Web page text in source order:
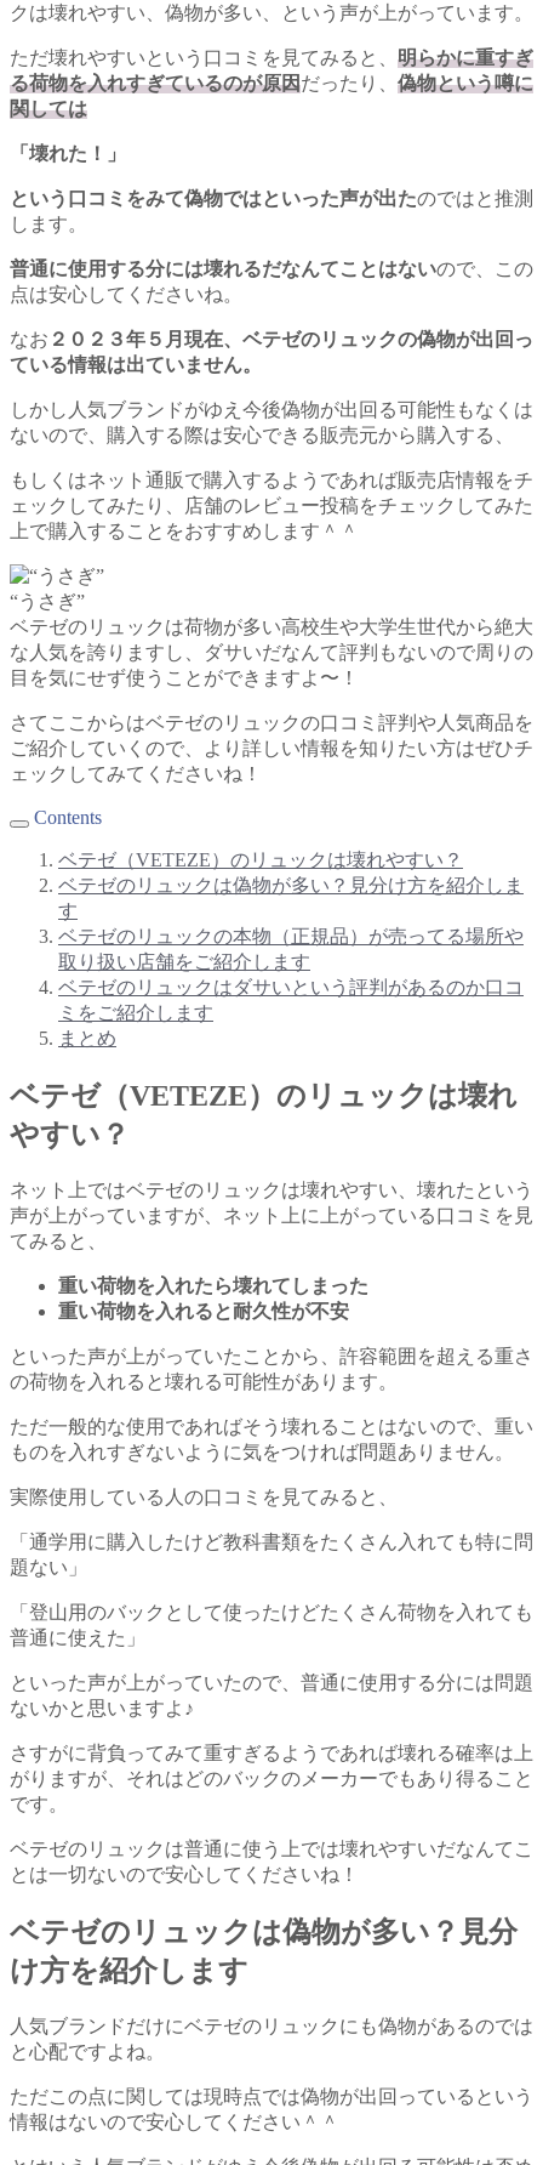
クは壊れやすい、偽物が多い、という声が上がっています。
ただ壊れやすいという口コミを見てみると、 明らかに重すぎ
る荷物を入れすぎているのが原因だったり、 偽物という噂に
関しては
「壊れた！」
という口コミをみて偽物ではといった声が出たのではと推測
します。
普通に使用する分には壊れるだなんてことはないので、この
点は安心してくださいね。
なお ２０２３年５月現在、ベテゼのリュックの偽物が出回っ
ている情報は出ていません。
しかし人気ブランドがゆえ今後偽物が出回る可能性もなくは
ないので、購入する際は安心できる販売元から購入する、
もしくはネット通販で購入するようであれば販売店情報をチ
ェックしてみたり、店舗のレビュー投稿をチェックしてみた
上で購入することをおすすめします＾＾
“うさぎ”
ベテゼのリュックは荷物が多い高校生や大学生世代から絶大
な人気を誇りますし、ダサいだなんて評判もないので周りの
目を気にせず使うことができますよ〜！
さてここからはベテゼのリュックの口コミ評判や人気商品を
ご紹介していくので、より詳しい情報を知りたい方はぜひチ
ェックしてみてくださいね！
Contents
ベテゼ（VETEZE）のリュックは壊れやすい？
ベテゼのリュックは偽物が多い？見分け方を紹介しま
す
ベテゼのリュックの本物（正規品）が売ってる場所や
取り扱い店舗をご紹介します
ベテゼのリュックはダサいという評判があるのか口コ
ミをご紹介します
まとめ
ベテゼ（VETEZE）のリュックは壊れ
やすい？
ネット上ではベテゼのリュックは壊れやすい、壊れたという
声が上がっていますが、ネット上に上がっている口コミを見
てみると、
重い荷物を入れたら壊れてしまった
重い荷物を入れると耐久性が不安
といった声が上がっていたことから、許容範囲を超える重さ
の荷物を入れると壊れる可能性があります。
ただ一般的な使用であればそう壊れることはないので、重い
ものを入れすぎないように気をつければ問題ありません。
実際使用している人の口コミを見てみると、
「通学用に購入したけど教科書類をたくさん入れても特に問
題ない」
「登山用のバックとして使ったけどたくさん荷物を入れても
普通に使えた」
といった声が上がっていたので、普通に使用する分には問題
ないかと思いますよ♪
さすがに背負ってみて重すぎるようであれば壊れる確率は上
がりますが、それはどのバックのメーカーでもあり得ること
です。
ベテゼのリュックは普通に使う上では壊れやすいだなんてこ
とは一切ないので安心してくださいね！
ベテゼのリュックは偽物が多い？見分
け方を紹介します
人気ブランドだけにベテゼのリュックにも偽物があるのでは
と心配ですよね。
ただこの点に関しては現時点では偽物が出回っているという
情報はないので安心してください＾＾